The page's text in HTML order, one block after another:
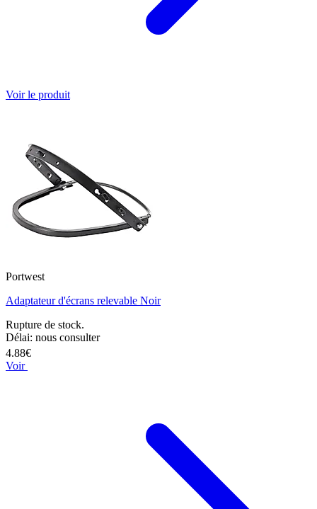
Voir le produit
Portwest
Adaptateur d'écrans relevable Noir
Rupture de stock.
Délai: nous consulter
4.88€
Voir